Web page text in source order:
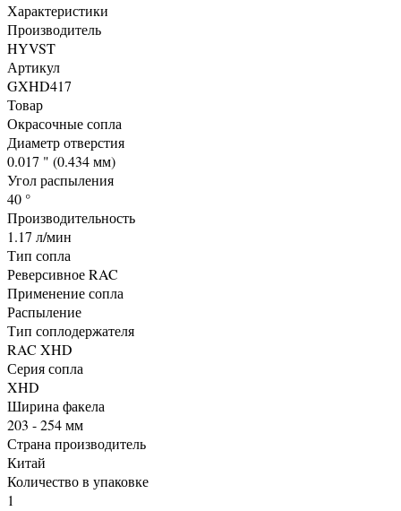
Характеристики
Производитель
HYVST
Артикул
GXHD417
Товар
Окрасочные сопла
Диаметр отверстия
0.017 " (0.434 мм)
Угол распыления
40 °
Производительность
1.17 л/мин
Тип сопла
Реверсивное RAC
Применение сопла
Распыление
Тип соплодержателя
RAC XHD
Серия сопла
XHD
Ширина факела
203 - 254 мм
Страна производитель
Китай
Количество в упаковке
1